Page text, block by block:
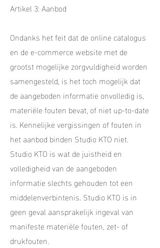
Artikel 3: Aanbod
Ondanks het feit dat de online catalogus
en de e-commerce website met de
grootst mogelijke zorgvuldigheid worden
samengesteld, is het toch mogelijk dat
de aangeboden informatie onvolledig is,
materiële fouten bevat, of niet up-to-date
is. Kennelijke vergissingen of fouten in
het aanbod binden Studio KTO niet.
Studio KTO is wat de juistheid en
volledigheid van de aangeboden
informatie slechts gehouden tot een
middelenverbintenis. Studio KTO is in
geen geval aansprakelijk ingeval van
manifeste materiële fouten, zet- of
drukfouten.